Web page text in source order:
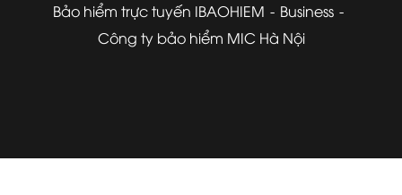
Bảo hiểm trực tuyến IBAOHIEM
Business
Công ty bảo hiểm MIC Hà Nội